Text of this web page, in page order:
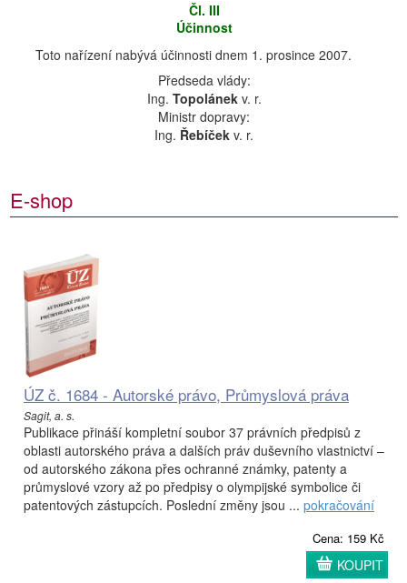
Čl. III
Účinnost
Toto nařízení nabývá účinnosti dnem 1. prosince 2007.
Předseda vlády:
Ing. Topolánekv. r.
Ministr dopravy:
Ing. Řebíček v. r.
E-shop
ÚZ č. 1684 - Autorské právo, Průmyslová práva
Sagit, a. s.
Publikace přináší kompletní soubor 37 právních předpisů z
oblasti autorského práva a dalších práv duševního vlastnictví –
od autorského zákona přes ochranné známky, patenty a
průmyslové vzory až po předpisy o olympijské symbolice či
patentových zástupcích. Poslední změny jsou ... pokračování
Cena: 159 Kč
KOUPIT